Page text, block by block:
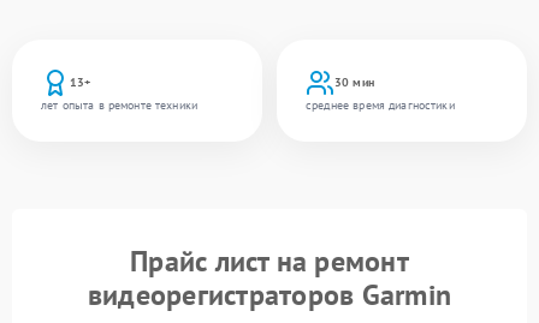
13+
лет опыта в ремонте техники
30 мин
среднее время диагностики
Прайс лист на ремонт
видеорегистраторов Garmin